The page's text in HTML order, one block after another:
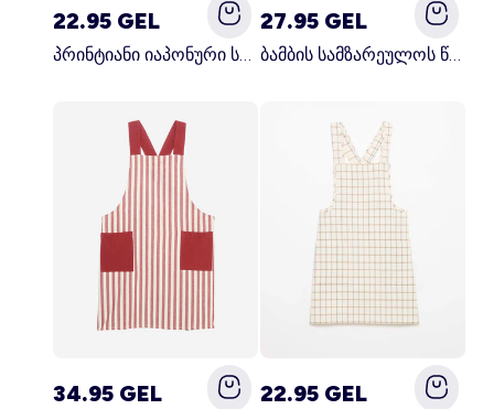
22.95 GEL
პრინტიანი იაპონური სამზარეულოს წინსაფარი ლურჯი
27.95 GEL
ბამბის სამზარეულოს წინსაფარი მწვანე
34.95 GEL 22.95 GEL